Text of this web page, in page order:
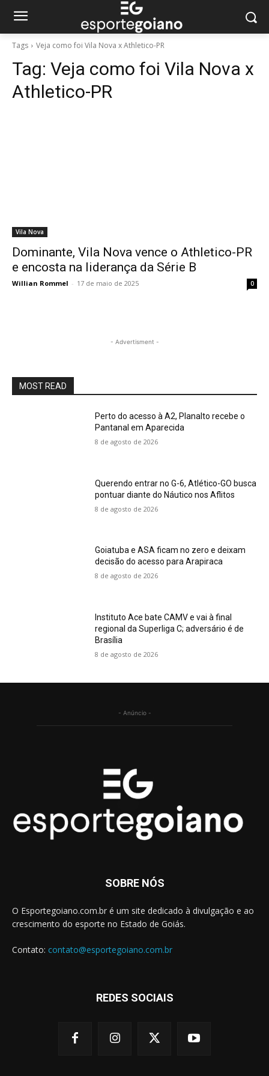
Tags Veja como foi Vila Nova x Athletico-PR
Tag: Veja como foi Vila Nova x
Athletico-PR
Vila Nova
Dominante, Vila Nova vence o Athletico-PR
e encosta na liderança da Série B
Willian Rommel - 17 de maio de 2025 0
- Advertisment -
MOST READ
Perto do acesso à A2, Planalto recebe o
Pantanal em Aparecida
8 de agosto de 2026
Querendo entrar no G-6, Atlético-GO busca
pontuar diante do Náutico nos Aflitos
8 de agosto de 2026
Goiatuba e ASA ficam no zero e deixam
decisão do acesso para Arapiraca
8 de agosto de 2026
Instituto Ace bate CAMV e vai à final
regional da Superliga C; adversário é de
Brasília
8 de agosto de 2026
- Anúncio -
SOBRE NÓS
O Esportegoiano.com.br é um site dedicado à divulgação e ao
crescimento do esporte no Estado de Goiás.
Contato: contato@esportegoiano.com.br
REDES SOCIAIS